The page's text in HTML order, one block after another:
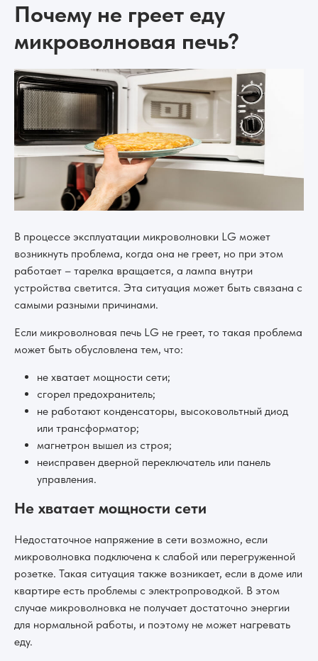
Почему не греет еду
микроволновая печь?
В процессе эксплуатации микроволновки LG может
возникнуть проблема, когда она не греет, но при этом
работает – тарелка вращается, а лампа внутри
устройства светится. Эта ситуация может быть связана с
самыми разными причинами.
Если микроволновая печь LG не греет, то такая проблема
может быть обусловлена тем, что:
не хватает мощности сети;
сгорел предохранитель;
не работают конденсаторы, высоковольтный диод
или трансформатор;
магнетрон вышел из строя;
неисправен дверной переключатель или панель
управления.
Не хватает мощности сети
Недостаточное напряжение в сети возможно, если
микроволновка подключена к слабой или перегруженной
розетке. Такая ситуация также возникает, если в доме или
квартире есть проблемы с электропроводкой. В этом
случае микроволновка не получает достаточно энергии
для нормальной работы, и поэтому не может нагревать
еду.